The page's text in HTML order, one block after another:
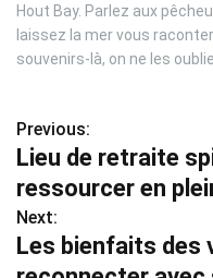
Hout Bay. Parlez aux
laissez la mer vous
souvenirs-là, on ne les
N
a
v
i
Previous:
Lieu de retraite
ressourcer en
Next:
Les bienfaits des